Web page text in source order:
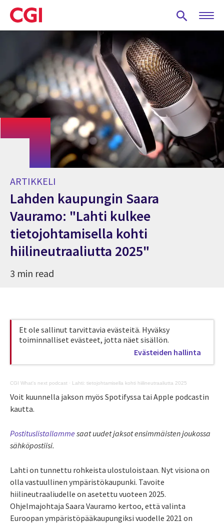
Skip
to
main
ARTIKKELI
Lahden kaupungin Saara
Vauramo: "Lahti kulkee
tietojohtamisella kohti
hiilineutraaliutta 2025"
3 min read
Et ole sallinut tarvittavia evästeitä. Hyväksy
toiminnalliset evästeet, jotta näet sisällön.
Evästeiden hallinta
CGI What's next podcast · Lahti: tietojohtamisella kohti hiilineutraaliutta 2025
Voit kuunnella jakson myös Spotifyssa tai Apple podcastin
kautta.
Postituslistallamme saat uudet jaksot ensimmäisten joukossa
sähköpostiisi.
Lahti on tunnettu rohkeista ulostuloistaan. Nyt visiona on
olla vastuullinen ympäristökaupunki. Tavoite
hiilineutraaliudelle on asetettu vuoteen 2025.
Ohjelmajohtaja Saara Vauramo kertoo, että valinta
Euroopan ympäristöpääkaupungiksi vuodelle 2021 on